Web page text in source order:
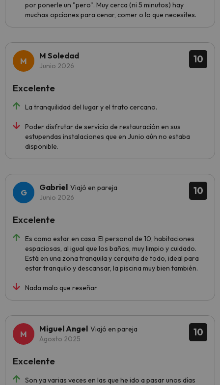
por ponerle un "pero". Muy cerca (ni 5 minutos) hay
muchas opciones para cenar, comer o lo que necesites.
10
M Soledad
Junio 2026
La tranquilidad del lugar y el trato cercano.
Poder disfrutar de servicio de restauración en sus
estupendas instalaciones que en Junio aún no estaba
disponible.
Excelente
10
Gabriel Viajó en pareja
Junio 2026
Es como estar en casa. El personal de 10, habitaciones
espaciosas, al igual que los baños, muy limpio y cuidado.
Está en una zona tranquila y cerquita de todo, ideal para
estar tranquilo y descansar, la piscina muy bien también.
Nada malo que reseñar
Excelente
10
Miguel Angel Viajó en pareja
Agosto 2025
Son ya varias veces en las que he ido a pasar unos días
Excelente